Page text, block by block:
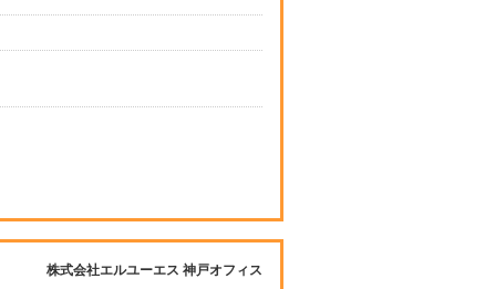
株式会社エルユーエス 神戸オフィス